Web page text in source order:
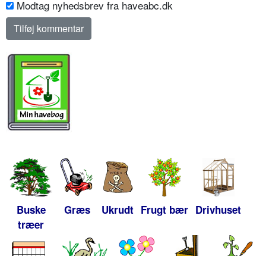
Modtag nyhedsbrev fra haveabc.dk
Buske
træer
Græs Ukrudt Frugt bær Drivhuset